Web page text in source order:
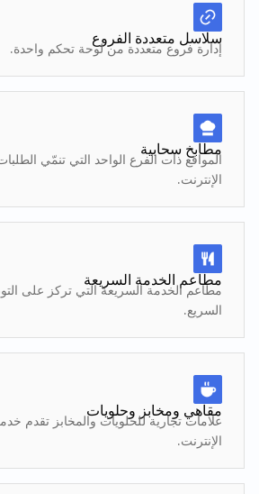
سلاسل متعددة الفروع
إدارة فروع متعددة من لوحة تحكم واحدة.
مطابخ سحابية
المواقع ذات الفرع الواحد التي تنمّي
الإنترنت.
مطاعم الخدمة السريعة
مطاعم الخدمة السريعة التي تركز على
السريع.
مقاهي ومخابز وحلويات
علامات تجارية للحلويات والمخابز تقدم
الإنترنت.